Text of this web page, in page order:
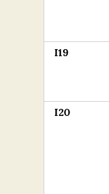
I19
I20